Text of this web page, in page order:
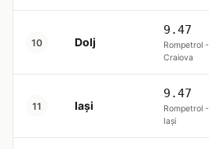
10 Dolj
9.47
Rompetrol -
Craiova
11 Iași
9.47
Rompetrol -
Iaşi